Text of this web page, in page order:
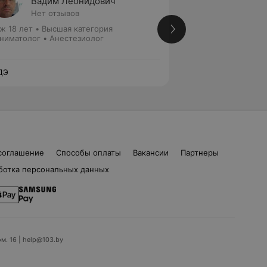
Нет отзывов
18 лет • Высшая категория
• Анестезиолог
Способы оплаты Вакансии
Партнеры
персональных данных
16 | help@103.by